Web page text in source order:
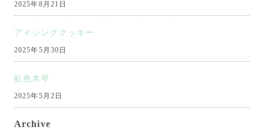
2025年8月21日
アイシングクッキー
2025年5月30日
虹色木琴
2025年5月2日
Archive